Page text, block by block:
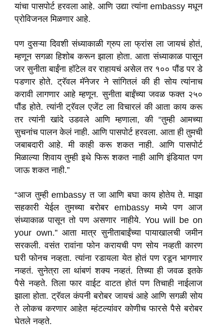
यांचा पासपोर्ट हरवला आहे. आणि उद्या त्यांना embassy मधून
प्रोविजनल मिळणार आहे.
पण दुसऱ्या दिवशी संध्याकाळी ग्रुप ला फ्रांस ला जायचं होतं,
म्हणून सगळा हिशोब करून झाला होता. आता संध्याकाळ पासून
जर सुनीता बाईंना हॉटेल वर राहायचं असेल तर १०० पौंड पर डे
पडणार होते. ट्रॅवल मॅनेजर ने सांगितलं की ही सोय त्यांनाच
करावी लागणार आहे म्हणून. सुनीता बाईंच्या जवळ फक्त २५०
पौंड होते. त्यांनी ट्रॅवल एजेंट ला विचारलं की आता काय करू
तर त्यांनी खांदे उडवले आणि म्हणाला, की “तुम्ही आमच्या
सुचनांच पालन केलं नाही. आणि पासपोर्ट हरवला. आता ही तुमची
जबाबदारी आहे. मी काही करू शकत नाही. आणि पासपोर्ट
मिळाल्या शिवाय तुम्ही इथे फिरू शकत नाही आणि इंडियात पण
जाऊ शकत नाही.”
“आज तुम्ही embassy त जा आणि बघा काय होतेय ते. माझा
सहकारी येईल तुमच्या बरोबर embassy मध्ये पण आज
संध्याकाळ पासून तो पण असणार नाहीये. You will be on
your own.” आता मात्र सुनीताबाईंच्या पायाखालची जमीन
सरकली. वसंत रावांना फोन करायची पण सोय नव्हती कारण
घरी फोनच नव्हता. त्यांना रडायला येत होतं पण रडून भागणार
नव्हतं. सुनेत्रा ला थांबणं शक्य नव्हतं. तिच्या ही जवळ इतके
पैसे नव्हते. तिला फार वाईट वाटत होतं पण तिचाही नाईलाज
झाला होता. ट्रॅवल कंपनी बरोबर जायचं आहे आणि सगळी सोय
ते लोकच करणार आहेत म्हंटल्यांवर कोणीच फारसे पैसे बरोबर
घेतले नव्हते.